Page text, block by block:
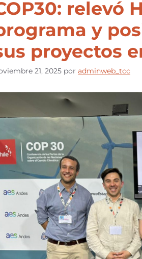
relevó
y
proyectos
21, 2025 por adminweb_tcc